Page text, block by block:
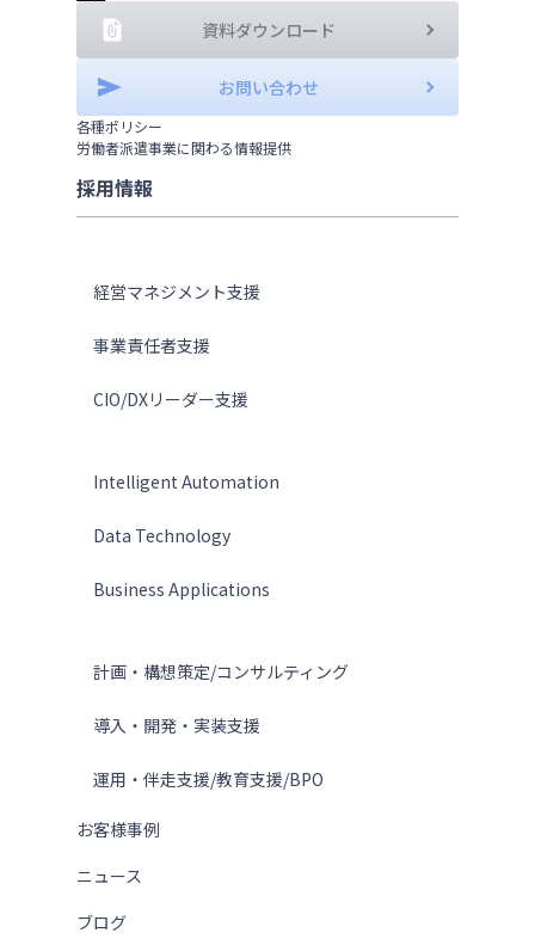
資料ダウンロード
お問い合わせ
各種ポリシー
労働者派遣事業に関わる情報提供
採用情報
経営マネジメント支援
事業責任者支援
CIO/DXリーダー支援
Intelligent Automation
Data Technology
Business Applications
計画・構想策定/コンサルティング
導入・開発・実装支援
運用・伴走支援/教育支援/BPO
お客様事例
ニュース
ブログ